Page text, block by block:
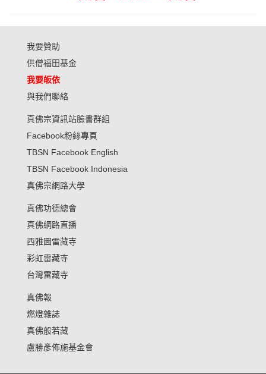
我要贊助
供僧福田基金
我要皈依
與我們聯絡
真佛宗資訊站臉書群組
Facebook粉絲專頁
TBSN Facebook English
TBSN Facebook Indonesia
真佛宗網路大學
真佛功德總會
真佛網路直播
西雅圖雷藏寺
彩虹雷藏寺
台灣雷藏寺
真佛報
燃燈雜誌
真佛般若藏
盧勝彥佈施基金會